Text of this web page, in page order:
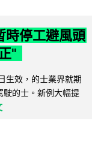
時停工避風頭
"
生效，的士業界就期
駛的士。新例大幅提